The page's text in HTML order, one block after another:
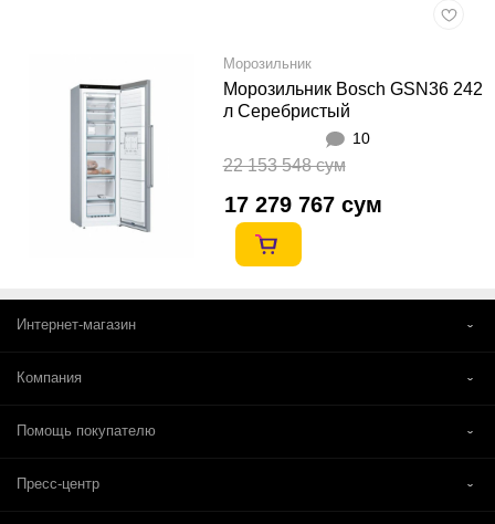
Морозильник
Морозильник Bosch GSN36 242
л Серебристый
10
22 153 548 сум
17 279 767 сум
Интернет-магазин
Компания
Помощь покупателю
Пресс-центр